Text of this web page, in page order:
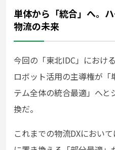
単体から「統合」へ。
物流の未来
今回の「東北IDC」におけ
ロボット活用の主導権が
テム全体の統合最適」へ
換だ。
これまでの物流DXにおい